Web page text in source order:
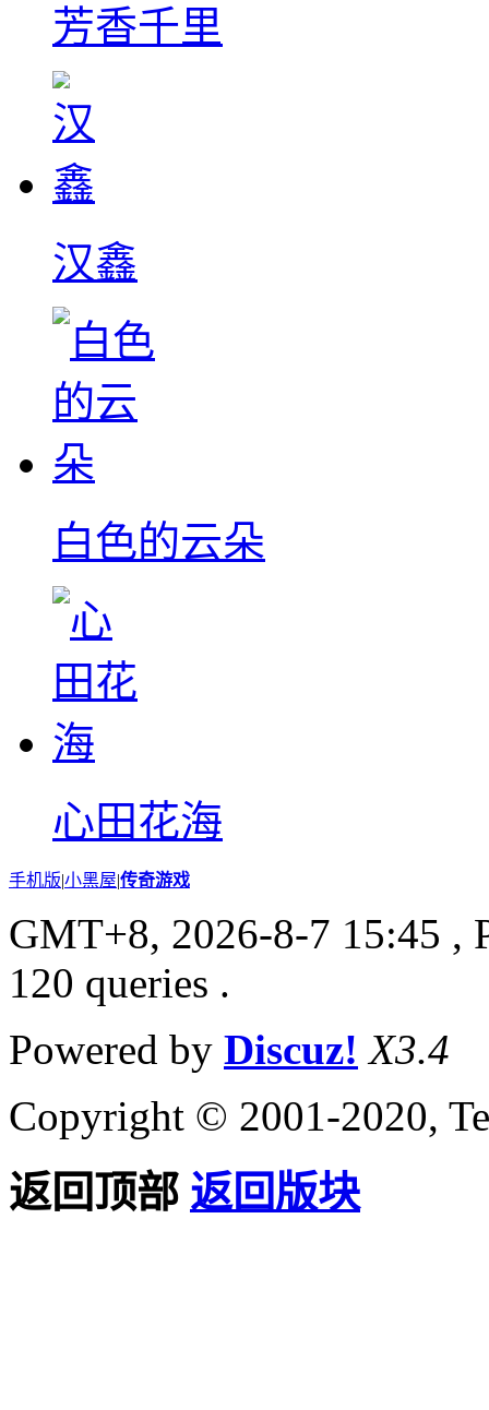
芳香千里
汉鑫
白色的云朵
心田花海
手机版|小黑屋|传奇游戏
GMT+8, 2026-8-7 15:45 ,
120 queries .
Powered by Discuz! X3.4
Copyright © 2001-2020,
返回顶部 返回版块